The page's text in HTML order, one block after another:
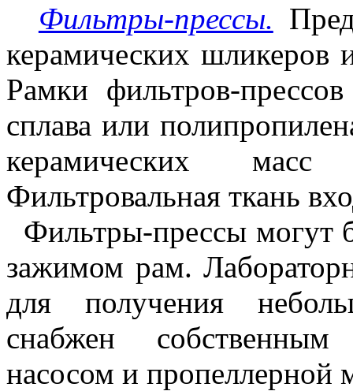
Фильтры-прессы.
керамических шликеров
Рамки фильтров-
сплава или
керамических
Фильтровальная ткань
Фильтры-прессы могут
зажимом рам.
для получения
снабжен
насосом и пропеллерной